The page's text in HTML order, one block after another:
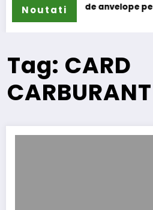
Noutati
gama de anvelope pentru
Tag: CARD